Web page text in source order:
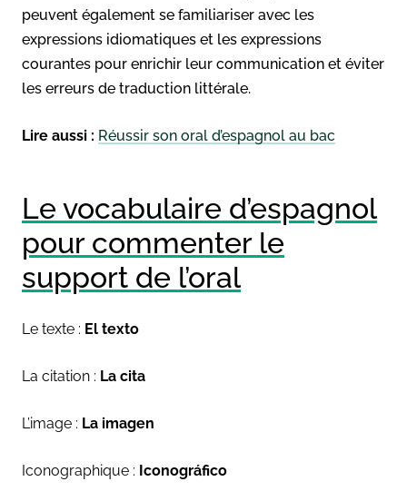
peuvent également se familiariser avec les
expressions idiomatiques et les expressions
courantes pour enrichir leur communication et éviter
les erreurs de traduction littérale.
Lire aussi : Réussir son oral d’espagnol au bac
Le vocabulaire d’espagnol
pour commenter le
support de l’oral
Le texte : El texto
La citation : La cita
L’image : La imagen
Iconographique : Iconográfico